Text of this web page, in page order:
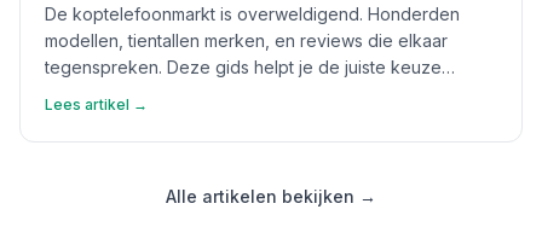
De koptelefoonmarkt is overweldigend. Honderden
modellen, tientallen merken, en reviews die elkaar
tegenspreken. Deze gids helpt je de juiste keuze
Lees artikel →
Alle artikelen bekijken →